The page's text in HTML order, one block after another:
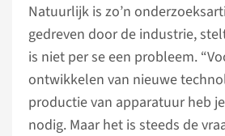
Natuurlijk is zo’n
gedreven door de industrie,
is niet per se een probleem.
ontwikkelen van nieuwe
productie van apparatuur heb
nodig. Maar het is steeds de